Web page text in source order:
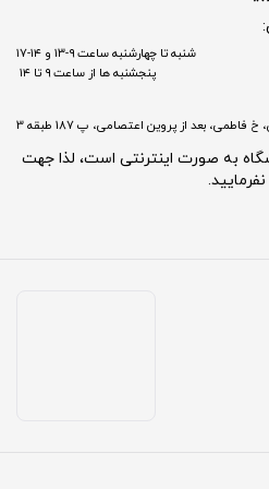
شنبه تا چهارشنبه ساعت ۹-۱۳ و ۱۴-۱۷
پنجشنبه ها از ساعت ۹ تا ۱۴
خ فاطمی، بعد از پروین اعتصامی، پ 187 طبقه 3
به صورت اینترنتی است، لذا جهت